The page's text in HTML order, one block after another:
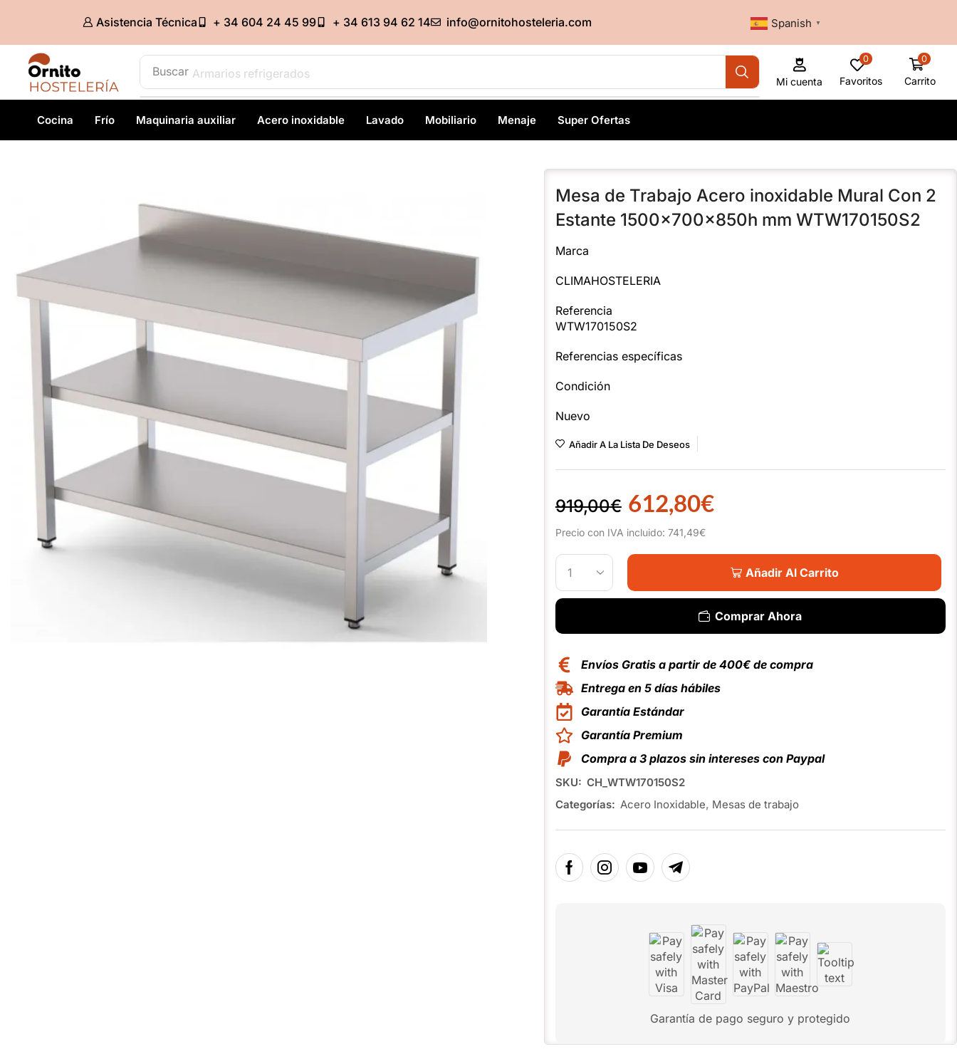
Asistencia Técnica + 34 604 24 45 99 + 34 613 94 62 14 info@ornitohosteleria.com Spanish ▼
Buscar Armarios refrigerados
Mi cuenta
0
Favoritos
0
Carrito
Cocina Frío Maquinaria auxiliar Acero inoxidable Lavado Mobiliario Menaje Super Ofertas
Mesa de Trabajo Acero inoxidable Mural Con 2
Estante 1500x700x850h mm WTW170150S2
Marca
CLIMAHOSTELERIA
Referencia
WTW170150S2
Referencias específicas
Condición
Nuevo
Añadir A La Lista De Deseos
919,00€ 612,80€
Precio con IVA incluido: 741,49€
Añadir Al Carrito
Comprar Ahora
Envíos Gratis a partir de 400€ de compra
Entrega en 5 días hábiles
Garantía Estándar
Garantía Premium
Compra a 3 plazos sin intereses con Paypal
SKU: CH_WTW170150S2
Categorías: Acero Inoxidable, Mesas de trabajo
Garantía de pago seguro y protegido